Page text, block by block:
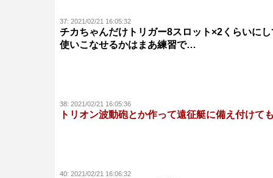
37: 2021/02/21 16:05:32
チカちゃんだけトリガー8スロット×2くらいに
使いこなせるかはまあ練習で…
38: 2021/02/21 16:05:36
トリオン波動砲とか作って遠征艇に備え付けて
40: 2021/02/21 16:06:32